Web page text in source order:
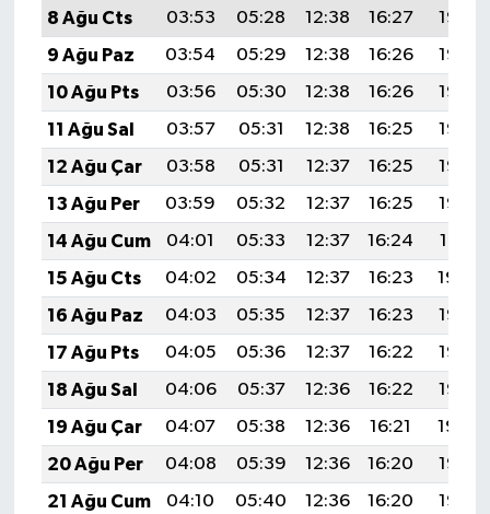
8 Ağu Cts
03:53 05:28 12:38 16:27
19:38
9 Ağu Paz
03:54 05:29 12:38 16:26
19:37
10 Ağu Pts
03:56 05:30 12:38 16:26
19:36
11 Ağu Sal
03:57 05:31 12:38 16:25
19:35
12 Ağu Çar
03:58 05:31 12:37 16:25
19:33
13 Ağu Per
03:59 05:32 12:37 16:25
19:32
14 Ağu Cum
04:01 05:33 12:37 16:24
19:31
15 Ağu Cts
04:02 05:34 12:37 16:23
19:30
16 Ağu Paz
04:03 05:35 12:37 16:23
19:28
17 Ağu Pts
04:05 05:36 12:37 16:22
19:27
18 Ağu Sal
04:06 05:37 12:36 16:22
19:26
19 Ağu Çar
04:07 05:38 12:36 16:21
19:24
20 Ağu Per
04:08 05:39 12:36 16:20
19:23
21 Ağu Cum
04:10 05:40 12:36 16:20
19:22